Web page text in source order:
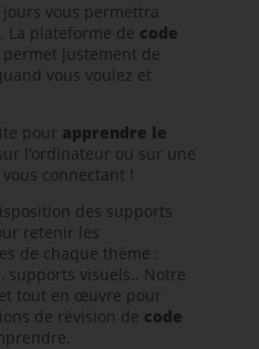
vous permettra
La plateforme de code
permet justement de
vous voulez et
pour apprendre le
l’ordinateur ou sur une
connectant !
des supports
retenir les
de chaque thème :
supports visuels.. Notre
tout en œuvre pour
de révision de code